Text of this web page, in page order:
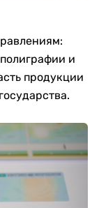
и
продукции